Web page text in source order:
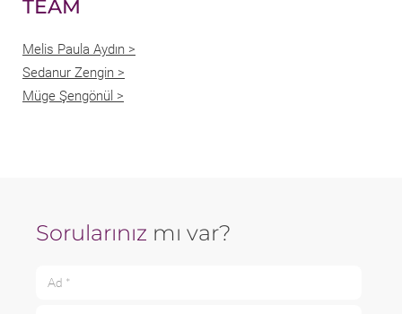
TEAM
Melis Paula Aydın >
Sedanur Zengin >
Müge Şengönül >
Sorularınız mı var?